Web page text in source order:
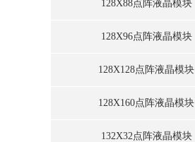
128X88点阵液晶模块
128X96点阵液晶模块
128X128点阵液晶模块
128X160点阵液晶模块
132X32点阵液晶模块